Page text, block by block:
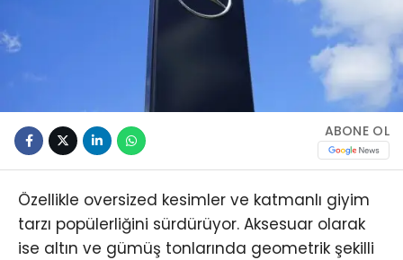
ABONE OL
Özellikle oversized kesimler ve katmanlı giyim
tarzı popülerliğini sürdürüyor. Aksesuar olarak
ise altın ve gümüş tonlarında geometrik şekilli